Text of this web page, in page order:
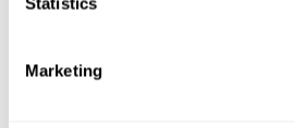
Marketing